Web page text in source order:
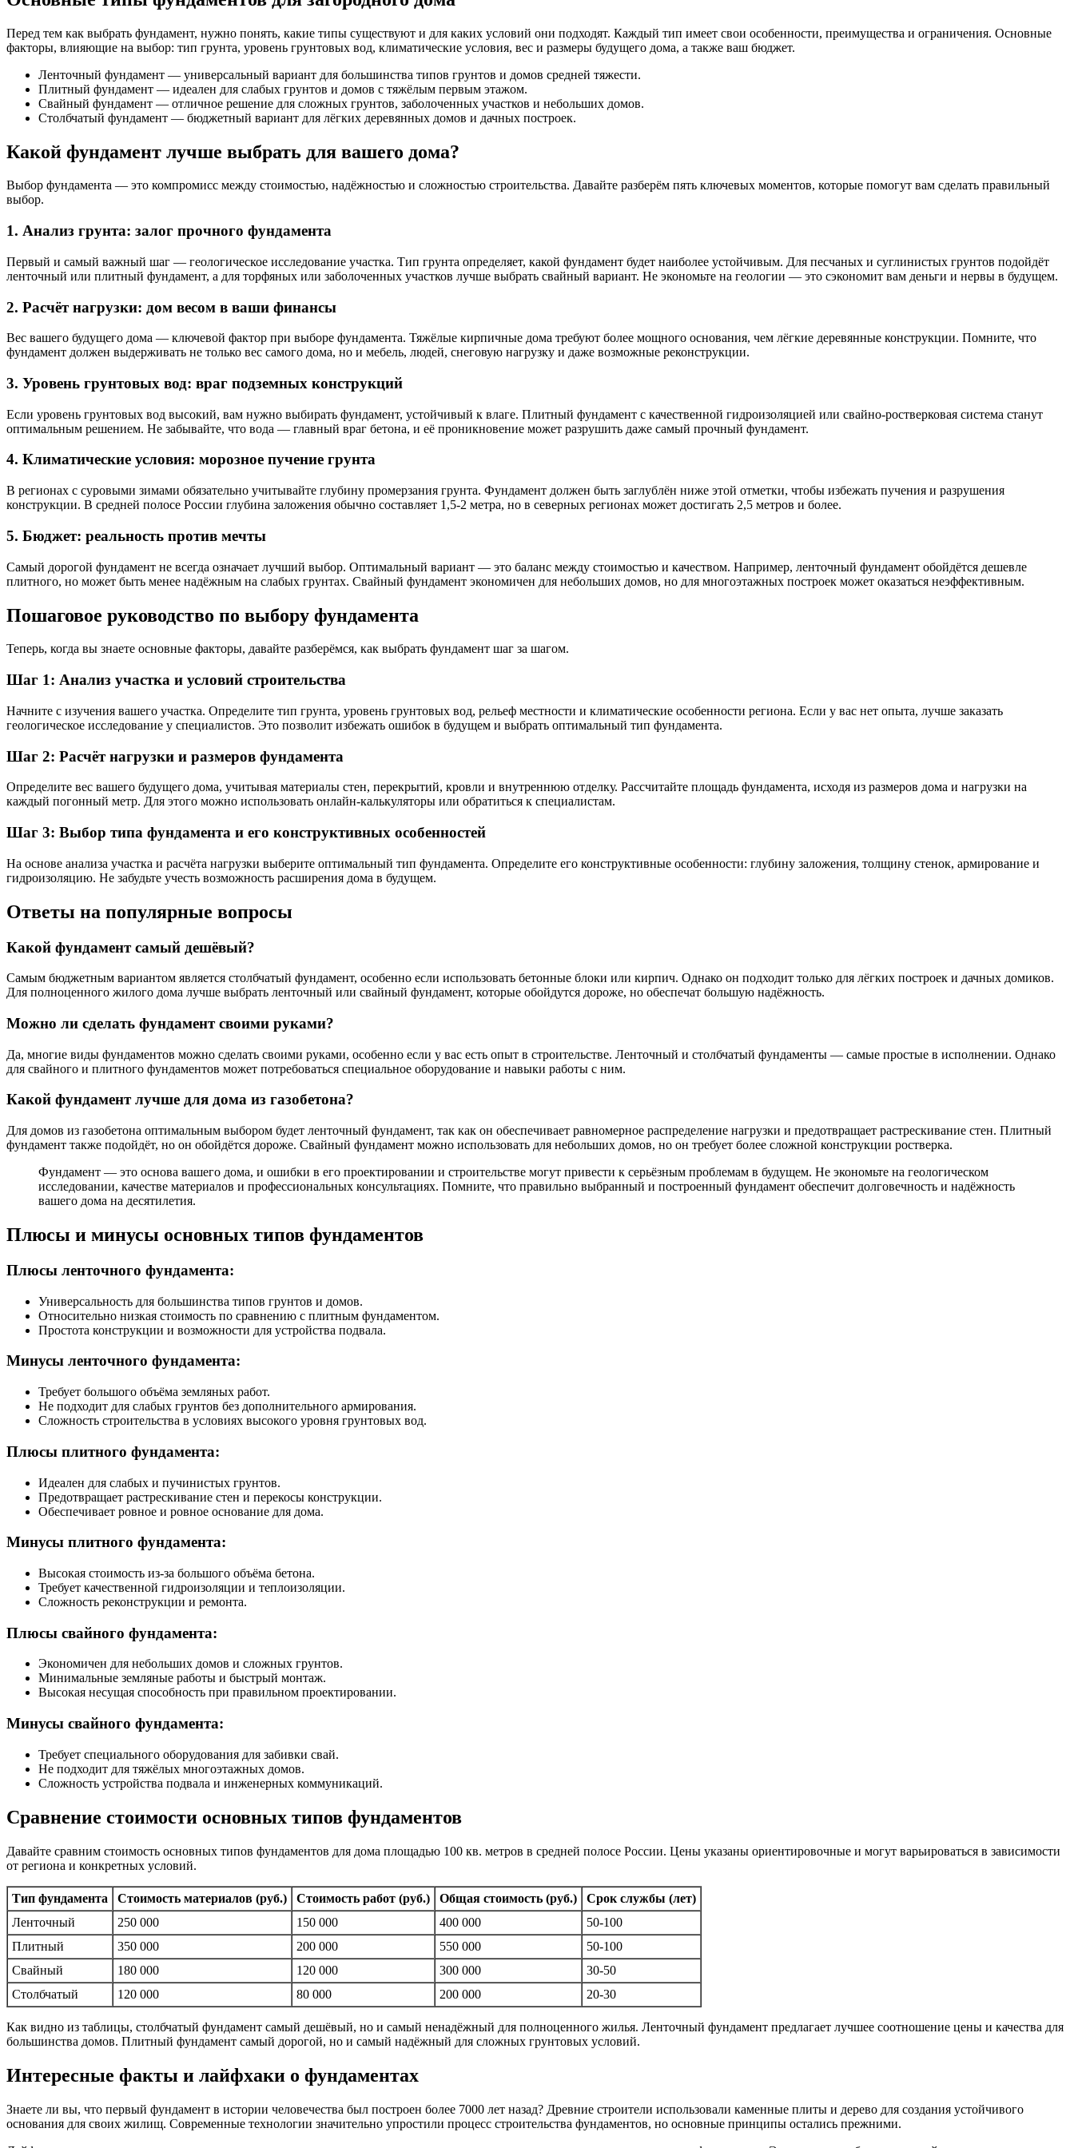
Перед тем как выбрать фундамент, нужно понять, какие типы существуют и для каких условий они подходят. Каждый тип имеет свои особенности, преимущества и ограничения. Основные
факторы, влияющие на выбор: тип грунта, уровень грунтовых вод, климатические условия, вес и размеры будущего дома, а также ваш бюджет.
Ленточный фундамент — универсальный вариант для большинства типов грунтов и домов средней тяжести.
Плитный фундамент — идеален для слабых грунтов и домов с тяжёлым первым этажом.
Свайный фундамент — отличное решение для сложных грунтов, заболоченных участков и небольших домов.
Столбчатый фундамент — бюджетный вариант для лёгких деревянных домов и дачных построек.
Какой фундамент лучше выбрать для вашего дома?
Выбор фундамента — это компромисс между стоимостью, надёжностью и сложностью строительства. Давайте разберём пять ключевых моментов, которые помогут вам сделать правильный
выбор.
1. Анализ грунта: залог прочного фундамента
Первый и самый важный шаг — геологическое исследование участка. Тип грунта определяет, какой фундамент будет наиболее устойчивым. Для песчаных и суглинистых грунтов подойдёт
ленточный или плитный фундамент, а для торфяных или заболоченных участков лучше выбрать свайный вариант. Не экономьте на геологии — это сэкономит вам деньги и нервы в будущем.
2. Расчёт нагрузки: дом весом в ваши финансы
Вес вашего будущего дома — ключевой фактор при выборе фундамента. Тяжёлые кирпичные дома требуют более мощного основания, чем лёгкие деревянные конструкции. Помните, что
фундамент должен выдерживать не только вес самого дома, но и мебель, людей, снеговую нагрузку и даже возможные реконструкции.
3. Уровень грунтовых вод: враг подземных конструкций
Если уровень грунтовых вод высокий, вам нужно выбирать фундамент, устойчивый к влаге. Плитный фундамент с качественной гидроизоляцией или свайно-ростверковая система станут
оптимальным решением. Не забывайте, что вода — главный враг бетона, и её проникновение может разрушить даже самый прочный фундамент.
4. Климатические условия: морозное пучение грунта
В регионах с суровыми зимами обязательно учитывайте глубину промерзания грунта. Фундамент должен быть заглублён ниже этой отметки, чтобы избежать пучения и разрушения
конструкции. В средней полосе России глубина заложения обычно составляет 1,5-2 метра, но в северных регионах может достигать 2,5 метров и более.
5. Бюджет: реальность против мечты
Самый дорогой фундамент не всегда означает лучший выбор. Оптимальный вариант — это баланс между стоимостью и качеством. Например, ленточный фундамент обойдётся дешевле
плитного, но может быть менее надёжным на слабых грунтах. Свайный фундамент экономичен для небольших домов, но для многоэтажных построек может оказаться неэффективным.
Пошаговое руководство по выбору фундамента
Теперь, когда вы знаете основные факторы, давайте разберёмся, как выбрать фундамент шаг за шагом.
Шаг 1: Анализ участка и условий строительства
Начните с изучения вашего участка. Определите тип грунта, уровень грунтовых вод, рельеф местности и климатические особенности региона. Если у вас нет опыта, лучше заказать
геологическое исследование у специалистов. Это позволит избежать ошибок в будущем и выбрать оптимальный тип фундамента.
Шаг 2: Расчёт нагрузки и размеров фундамента
Определите вес вашего будущего дома, учитывая материалы стен, перекрытий, кровли и внутреннюю отделку. Рассчитайте площадь фундамента, исходя из размеров дома и нагрузки на
каждый погонный метр. Для этого можно использовать онлайн-калькуляторы или обратиться к специалистам.
Шаг 3: Выбор типа фундамента и его конструктивных особенностей
На основе анализа участка и расчёта нагрузки выберите оптимальный тип фундамента. Определите его конструктивные особенности: глубину заложения, толщину стенок, армирование и
гидроизоляцию. Не забудьте учесть возможность расширения дома в будущем.
Ответы на популярные вопросы
Какой фундамент самый дешёвый?
Самым бюджетным вариантом является столбчатый фундамент, особенно если использовать бетонные блоки или кирпич. Однако он подходит только для лёгких построек и дачных домиков.
Для полноценного жилого дома лучше выбрать ленточный или свайный фундамент, которые обойдутся дороже, но обеспечат большую надёжность.
Можно ли сделать фундамент своими руками?
Да, многие виды фундаментов можно сделать своими руками, особенно если у вас есть опыт в строительстве. Ленточный и столбчатый фундаменты — самые простые в исполнении. Однако
для свайного и плитного фундаментов может потребоваться специальное оборудование и навыки работы с ним.
Какой фундамент лучше для дома из газобетона?
Для домов из газобетона оптимальным выбором будет ленточный фундамент, так как он обеспечивает равномерное распределение нагрузки и предотвращает растрескивание стен. Плитный
фундамент также подойдёт, но он обойдётся дороже. Свайный фундамент можно использовать для небольших домов, но он требует более сложной конструкции ростверка.
Фундамент — это основа вашего дома, и ошибки в его проектировании и строительстве могут привести к серьёзным проблемам в будущем. Не экономьте на геологическом
исследовании, качестве материалов и профессиональных консультациях. Помните, что правильно выбранный и построенный фундамент обеспечит долговечность и надёжность
вашего дома на десятилетия.
Плюсы и минусы основных типов фундаментов
Плюсы ленточного фундамента:
Универсальность для большинства типов грунтов и домов.
Относительно низкая стоимость по сравнению с плитным фундаментом.
Простота конструкции и возможности для устройства подвала.
Минусы ленточного фундамента:
Требует большого объёма земляных работ.
Не подходит для слабых грунтов без дополнительного армирования.
Сложность строительства в условиях высокого уровня грунтовых вод.
Плюсы плитного фундамента:
Идеален для слабых и пучинистых грунтов.
Предотвращает растрескивание стен и перекосы конструкции.
Обеспечивает ровное и ровное основание для дома.
Минусы плитного фундамента:
Высокая стоимость из-за большого объёма бетона.
Требует качественной гидроизоляции и теплоизоляции.
Сложность реконструкции и ремонта.
Плюсы свайного фундамента:
Экономичен для небольших домов и сложных грунтов.
Минимальные земляные работы и быстрый монтаж.
Высокая несущая способность при правильном проектировании.
Минусы свайного фундамента:
Требует специального оборудования для забивки свай.
Не подходит для тяжёлых многоэтажных домов.
Сложность устройства подвала и инженерных коммуникаций.
Сравнение стоимости основных типов фундаментов
Давайте сравним стоимость основных типов фундаментов для дома площадью 100 кв. метров в средней полосе России. Цены указаны ориентировочные и могут варьироваться в зависимости
от региона и конкретных условий.
Тип фундамента Стоимость материалов (руб.) Стоимость работ (руб.) Общая стоимость (руб.)
Срок службы (лет)
Ленточный
250 000 150 000 400 000
50-100
Плитный
350 000 200 000 550 000
50-100
Свайный
180 000 120 000 300 000
30-50
Столбчатый
120 000 80 000 200 000 20-30
Как видно из таблицы, столбчатый фундамент самый дешёвый, но и самый ненадёжный для полноценного жилья. Ленточный фундамент предлагает лучшее соотношение цены и качества для
большинства домов. Плитный фундамент самый дорогой, но и самый надёжный для сложных грунтовых условий.
Интересные факты и лайфхаки о фундаментах
Знаете ли вы, что первый фундамент в истории человечества был построен более 7000 лет назад? Древние строители использовали каменные плиты и дерево для создания устойчивого
основания для своих жилищ. Современные технологии значительно упростили процесс строительства фундаментов, но основные принципы остались прежними.